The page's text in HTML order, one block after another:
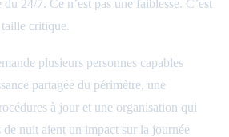
24/7. Ce n’est pas une faiblesse. C’est
critique.
plusieurs personnes capables
partagée du périmètre, une
à jour et une organisation qui
de nuit aient un impact sur la journée